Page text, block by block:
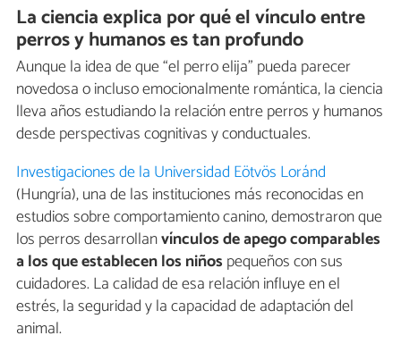
La ciencia explica por qué el vínculo entre
perros y humanos es tan profundo
Aunque la idea de que “el perro elija” pueda parecer
novedosa o incluso emocionalmente romántica, la ciencia
lleva años estudiando la relación entre perros y humanos
desde perspectivas cognitivas y conductuales.
Investigaciones de la Universidad Eötvös Loránd
(Hungría), una de las instituciones más reconocidas en
estudios sobre comportamiento canino, demostraron que
los perros desarrollanvínculos de apego comparables
a los que establecen los niños pequeños con sus
cuidadores. La calidad de esa relación influye en el
estrés, la seguridad y la capacidad de adaptación del
animal.